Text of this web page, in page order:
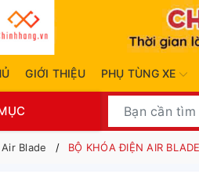
GIỚI THIỆU PHỤ TÙNG XE
Air Blade BỘ KHÓA ĐIỆN AIR